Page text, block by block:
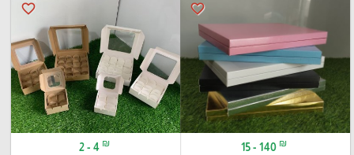
favorite_border
15 - 140 ₪
favorite_border
2 - 4 ₪